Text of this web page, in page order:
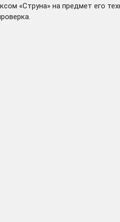
«Струна» на предмет его